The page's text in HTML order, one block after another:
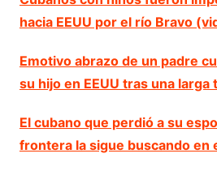
hacia EEUU por el río Bravo
Emotivo abrazo de un padre
su hijo en EEUU tras una
El cubano que perdió a su
frontera la sigue buscando en